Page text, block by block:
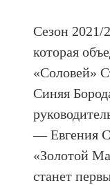
Сезон 2021/
которая
«Соловей»
Синяя
— Евгения
«Золотой
станет